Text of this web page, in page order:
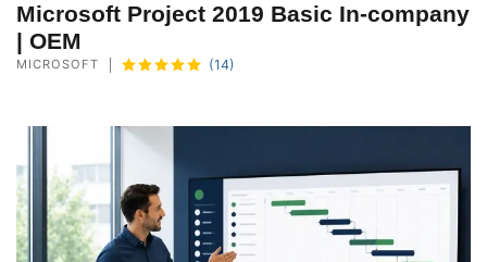
Microsoft Project 2019 Basic In-company
| OEM
MICROSOFT (14)